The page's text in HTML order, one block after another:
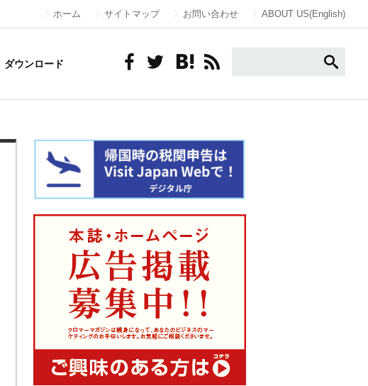
ホーム サイトマップ お問い合わせ ABOUT US(English)
ダウンロード